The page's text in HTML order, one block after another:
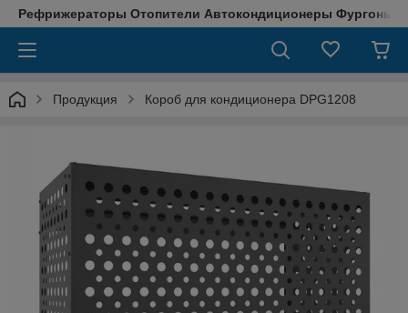
Рефрижераторы Отопители Автокондиционеры Фургоны
Продукция Короб для кондиционера DPG1208